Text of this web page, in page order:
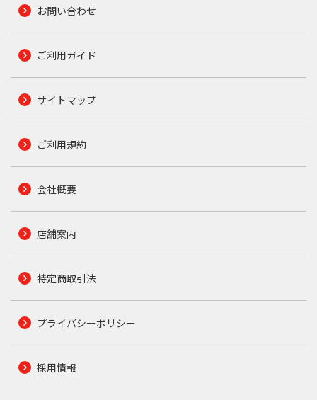
お問い合わせ
ご利用ガイド
サイトマップ
ご利用規約
会社概要
店舗案内
特定商取引法
プライバシーポリシー
採用情報